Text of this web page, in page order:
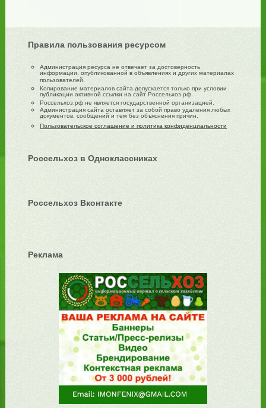
Правила пользования ресурсом
Администрация ресурса не отвечает за достоверность
информации, опубликованной в объявлениях и других материалах
пользователей.
Копирование материалов сайта допускается только при условии
публикации активной ссылки на сайт Россельхоз.рф.
Россельхоз.рф не является государственной организацией.
Администрация сайта оставляет за собой право удаления любых
документов, сообщений и тем без объяснения причин.
Пользовательское соглашение и политика конфиденциальности
Россельхоз в Одноклассниках
Россельхоз Вконтакте
Реклама